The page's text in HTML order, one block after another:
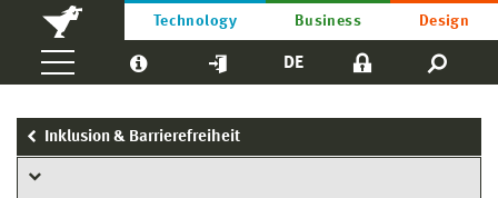
Technology Business Design
DE
Inklusion & Barrierefreiheit